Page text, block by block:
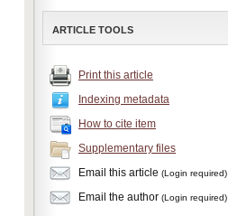
ARTICLE TOOLS
Print this article
Indexing metadata
How to cite item
Supplementary files
Email this article (Login required)
Email the author (Login required)